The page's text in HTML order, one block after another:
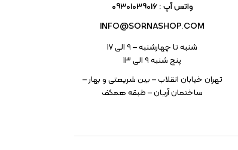
واتس آپ : 09301039016
INFO@SORNASHOP.COM
شنبه تا چهارشنبه – ۹ الی 17
پنج شنبه ۹ الی 13
تهران خیابان انقلاب – بین شریعتی و بهار –
ساختمان آریان – طبقه همکف